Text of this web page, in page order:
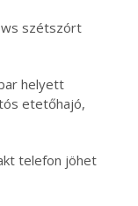
szétszórt
helyett
etetőhajó,
telefon jöhet